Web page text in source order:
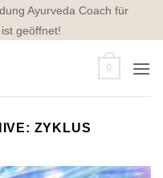
Ayurveda Coach für
geöffnet!
0
ZYKLUS